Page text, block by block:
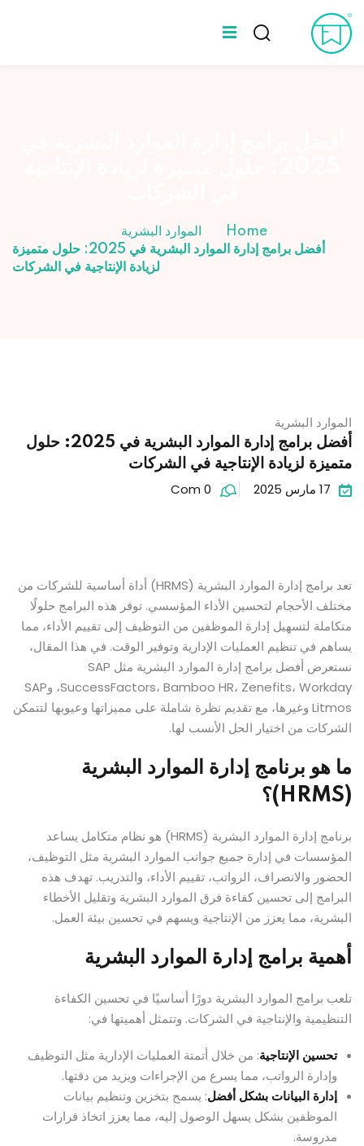
Skip
to
content
Home
الموارد البشرية
أفضل برامج إدارة الموارد البشرية في 2025: حلول متميزة
لزيادة الإنتاجية في الشركات
الموارد البشرية
أفضل برامج إدارة الموارد البشرية في 2025: حلول
متميزة لزيادة الإنتاجية في الشركات
17 مارس 2025
Com 0
تعد برامج إدارة الموارد البشرية (HRMS) أداة أساسية للشركات من
مختلف الأحجام لتحسين الأداء المؤسسي. توفر هذه البرامج حلولًا
متكاملة لتسهيل إدارة الموظفين من التوظيف إلى تقييم الأداء، مما
يساهم في تنظيم العمليات الإدارية وتوفير الوقت. في هذا المقال،
نستعرض أفضل برامج إدارة الموارد البشرية مثل SAP
SuccessFactors، Bamboo HR، Zenefits، Workday، وSAP
Litmos وغيرها، مع تقديم نظرة شاملة على مميزاتها وعيوبها لتتمكن
الشركات من اختيار الحل الأنسب لها.
ما هو برنامج إدارة الموارد البشرية
(HRMS)؟
برنامج إدارة الموارد البشرية (HRMS) هو نظام متكامل يساعد
المؤسسات في إدارة جميع جوانب الموارد البشرية مثل التوظيف،
الحضور والانصراف، الرواتب، تقييم الأداء، والتدريب. تهدف هذه
البرامج إلى تحسين كفاءة فرق الموارد البشرية وتقليل الأخطاء
البشرية، مما يعزز من الإنتاجية ويسهم في تحسين بيئة العمل.
أهمية برامج إدارة الموارد البشرية
تلعب برامج الموارد البشرية دورًا أساسيًا في تحسين الكفاءة
التنظيمية والإنتاجية في الشركات. وتتمثل أهميتها في:
تحسين الإنتاجية: من خلال أتمتة العمليات الإدارية مثل التوظيف
وإدارة الرواتب، مما يسرع من الإجراءات ويزيد من دقتها.
إدارة البيانات بشكل أفضل: يسمح بتخزين وتنظيم بيانات
الموظفين بشكل يسهل الوصول إليه، مما يعزز اتخاذ قرارات
مدروسة.
Sign in